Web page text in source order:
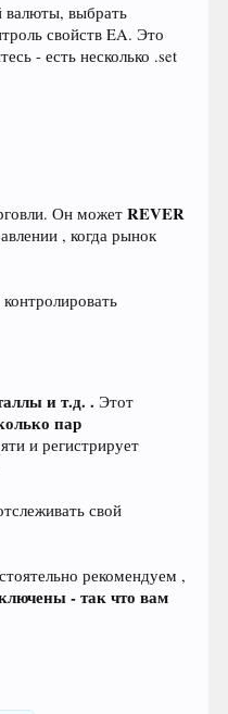
валюты, выбрать
свойств EA. Это
- есть несколько .set
Он можетREVER
, когда рынок
и т.д. .Этот
пар
и регистрирует
свой
рекомендуем ,
- так что вам